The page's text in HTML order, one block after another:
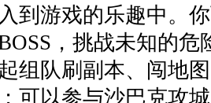
到游戏的乐趣中。
，挑战未知的危
组队刷副本、闯地
可以参与沙巴克攻